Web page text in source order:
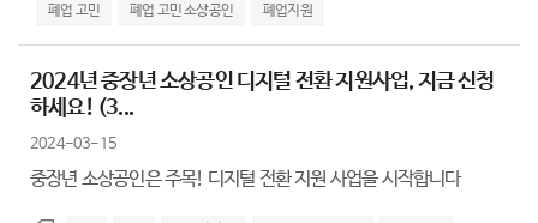
폐업 고민 폐업 고민 소상공인 폐업지원
2024년 중장년 소상공인 디지털 전환 지원사업, 지금 신청
하세요! (3...
2024-03-15
중장년 소상공인은 주목! 디지털 전환 지원 사업을 시작합니다